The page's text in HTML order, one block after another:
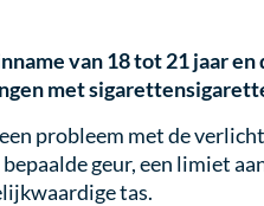
van 18 tot 21 jaar en
met
probleem met de
geur, een limiet
tas.